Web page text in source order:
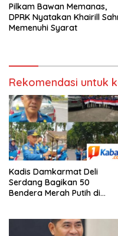
Pilkam Bawan Memanas,
DPRK Nyatakan Khairill
Memenuhi Syarat
Rekomendasi untuk
Kadis Damkarmat Deli
Serdang Bagikan 50
Bendera Merah Putih di